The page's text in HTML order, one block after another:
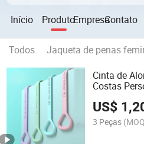
Início ProdutoEmpresaContato
Todos Jaqueta de penas
Cinta de
Costas
US$
3 Peças